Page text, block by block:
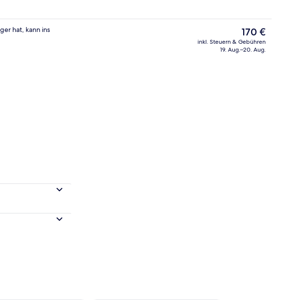
Tägliches inbegriffenes
hat, kann ins
Der
aktuelle
Preis
170 €
inkl. Steuern & Gebühren
19. Aug.–20. Aug.